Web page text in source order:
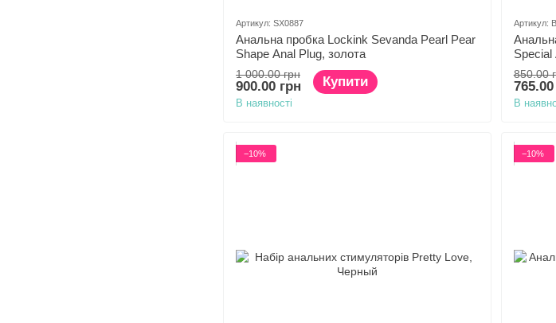
Артикул: SX0887
Анальна пробка Lockink Sevanda Pearl Pear
Shape Anal Plug, золота
1 000.00 грн
900.00 грн Купити
В наявності
Артикул:
Special
850.00
В
−10% −10%